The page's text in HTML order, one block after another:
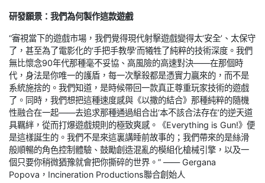
研發願景：我們為何製作這款遊戲
“審視當下的遊戲市場，我們覺得現代射擊遊戲變得太‘安全’、太保守
了，甚至為了電影化的‘手把手教學’而犧牲了純粹的技術深度。我們
無比懷念90年代那種毫不妥協、高風險的高速對決——在那個時
代，身法是你唯一的護盾，每一次擊殺都是憑實力贏來的，而不是
系統施捨的。我們知道，是時候帶回一款真正尊重玩家技術的遊戲
了。同時，我們想把這種速度感與《以撒的結合》那種純粹的隨機
性融合在一起——去追求那種通過組合出‘本不該合法存在’的逆天道
具羈絆，從而打爆遊戲規則的極致爽感。《Everything is Gun!》便
是這樣誕生的。我們不是來這裏講睡前故事的；我們帶來的是絲滑
般順暢的角色控制體驗、鼓勵創造混亂的模組化槍械引擎，以及一
個只要你稍微猶豫就會把你撕碎的世界。” —— Gergana
Popova，Incineration Productions聯合創始人